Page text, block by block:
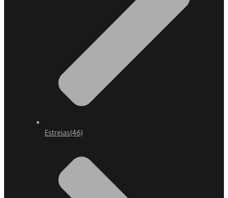
Estreias(46)